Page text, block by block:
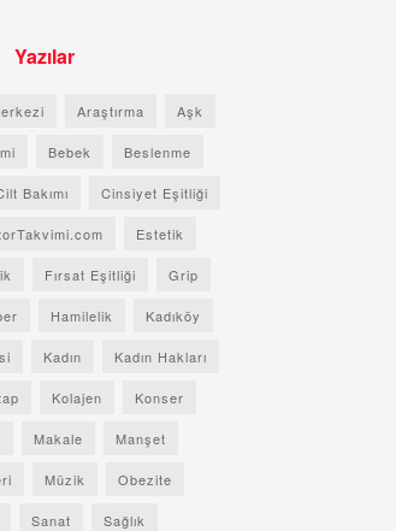
Yazılar
Araştırma Aşk
Bebek Beslenme
Bakımı Cinsiyet Eşitliği
Estetik
Fırsat Eşitliği Grip
Hamilelik Kadıköy
Kadın Kadın Hakları
Kolajen Konser
Makale Manşet
Müzik Obezite
Sanat Sağlık